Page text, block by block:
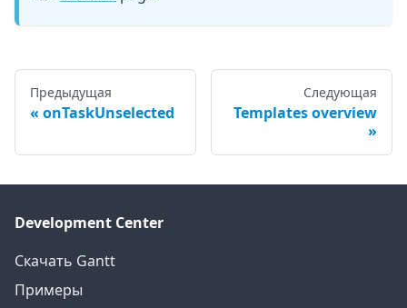
Предыдущая
onTaskUnselected
Следующая
Templates overview
Development Center
Скачать Gantt
Примеры